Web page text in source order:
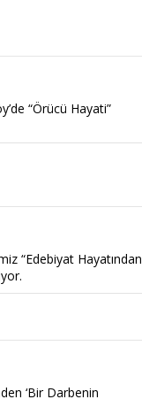
“Örücü Hayati”
“Edebiyat Hayatından
‘Bir Darbenin